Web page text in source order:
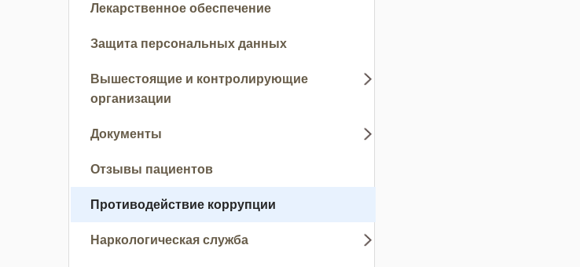
Лекарственное обеспечение
Защита персональных данных
Вышестоящие и контролирующие
организации
Документы
Отзывы пациентов
Противодействие коррупции
Наркологическая служба